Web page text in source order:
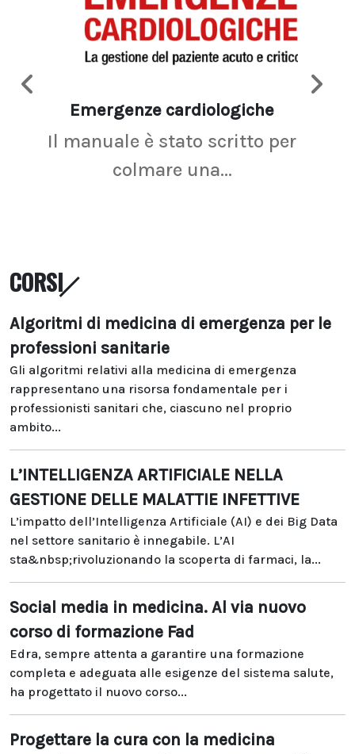
Emergenze cardiologiche
Il manuale è stato scritto per
colmare una...
CORSI
Algoritmi di medicina di emergenza per le
professioni sanitarie
Gli algoritmi relativi alla medicina di emergenza
rappresentano una risorsa fondamentale per i
professionisti sanitari che, ciascuno nel proprio
ambito...
L’INTELLIGENZA ARTIFICIALE NELLA
GESTIONE DELLE MALATTIE INFETTIVE
L’impatto dell’Intelligenza Artificiale (AI) e dei Big Data
nel settore sanitario è innegabile. L’AI
sta&nbsp;rivoluzionando la scoperta di farmaci, la...
Social media in medicina. Al via nuovo
corso di formazione Fad
Edra, sempre attenta a garantire una formazione
completa e adeguata alle esigenze del sistema salute,
ha progettato il nuovo corso...
Progettare la cura con la medicina